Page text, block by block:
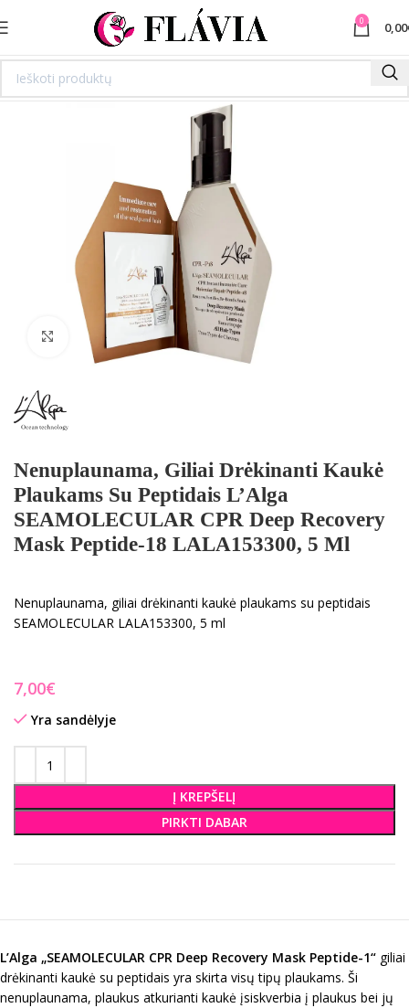
0 0,00
Spustelėkite norėdami padidinti
Nenuplaunama, Giliai Drėkinanti Kaukė
Plaukams Su Peptidais L’Alga
SEAMOLECULAR CPR Deep Recovery
Mask Peptide-18 LALA153300, 5 Ml
Nenuplaunama, giliai drėkinanti kaukė plaukams su peptidais
SEAMOLECULAR LALA153300, 5 ml
€
Yra sandėlyje
Į KREPŠELĮ
PIRKTI DABAR
L’Alga „SEAMOLECULAR CPR Deep Recovery Mask Peptide-1“ giliai
drėkinanti kaukė su peptidais yra skirta visų tipų plaukams. Ši
nenuplaunama, plaukus atkurianti kaukė įsiskverbia į plaukus bei jų